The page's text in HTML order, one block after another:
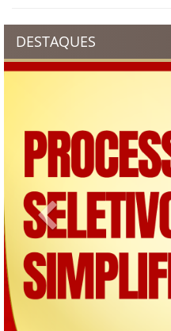
DESTAQUES
Previous